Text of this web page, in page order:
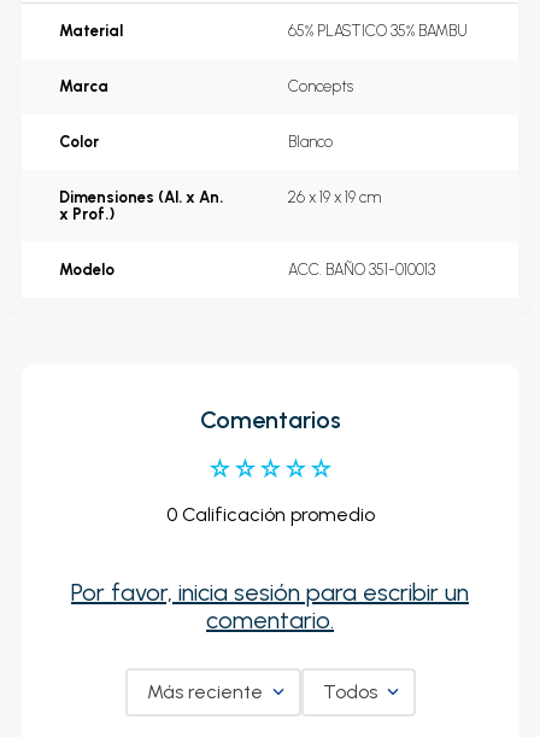
Material 65% PLASTICO 35% BAMBU
Marca Concepts
Color Blanco
Dimensiones (Al. x An.
x Prof.)
26 x 19 x 19 cm
Modelo ACC. BAÑO 351-010013
Comentarios
☆☆☆☆☆
0 Calificación promedio
Por favor, inicia sesión para escribir un
comentario.
Más reciente Todos